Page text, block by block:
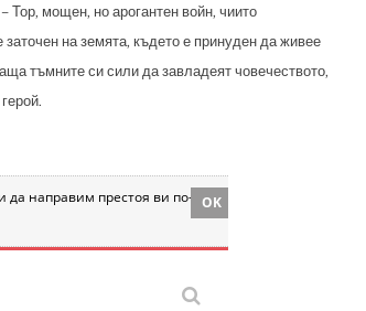
Тор, мощен, но арогантен войн, чиито
на земята, където е принуден да живее
тъмните си сили да завладеят човечеството,